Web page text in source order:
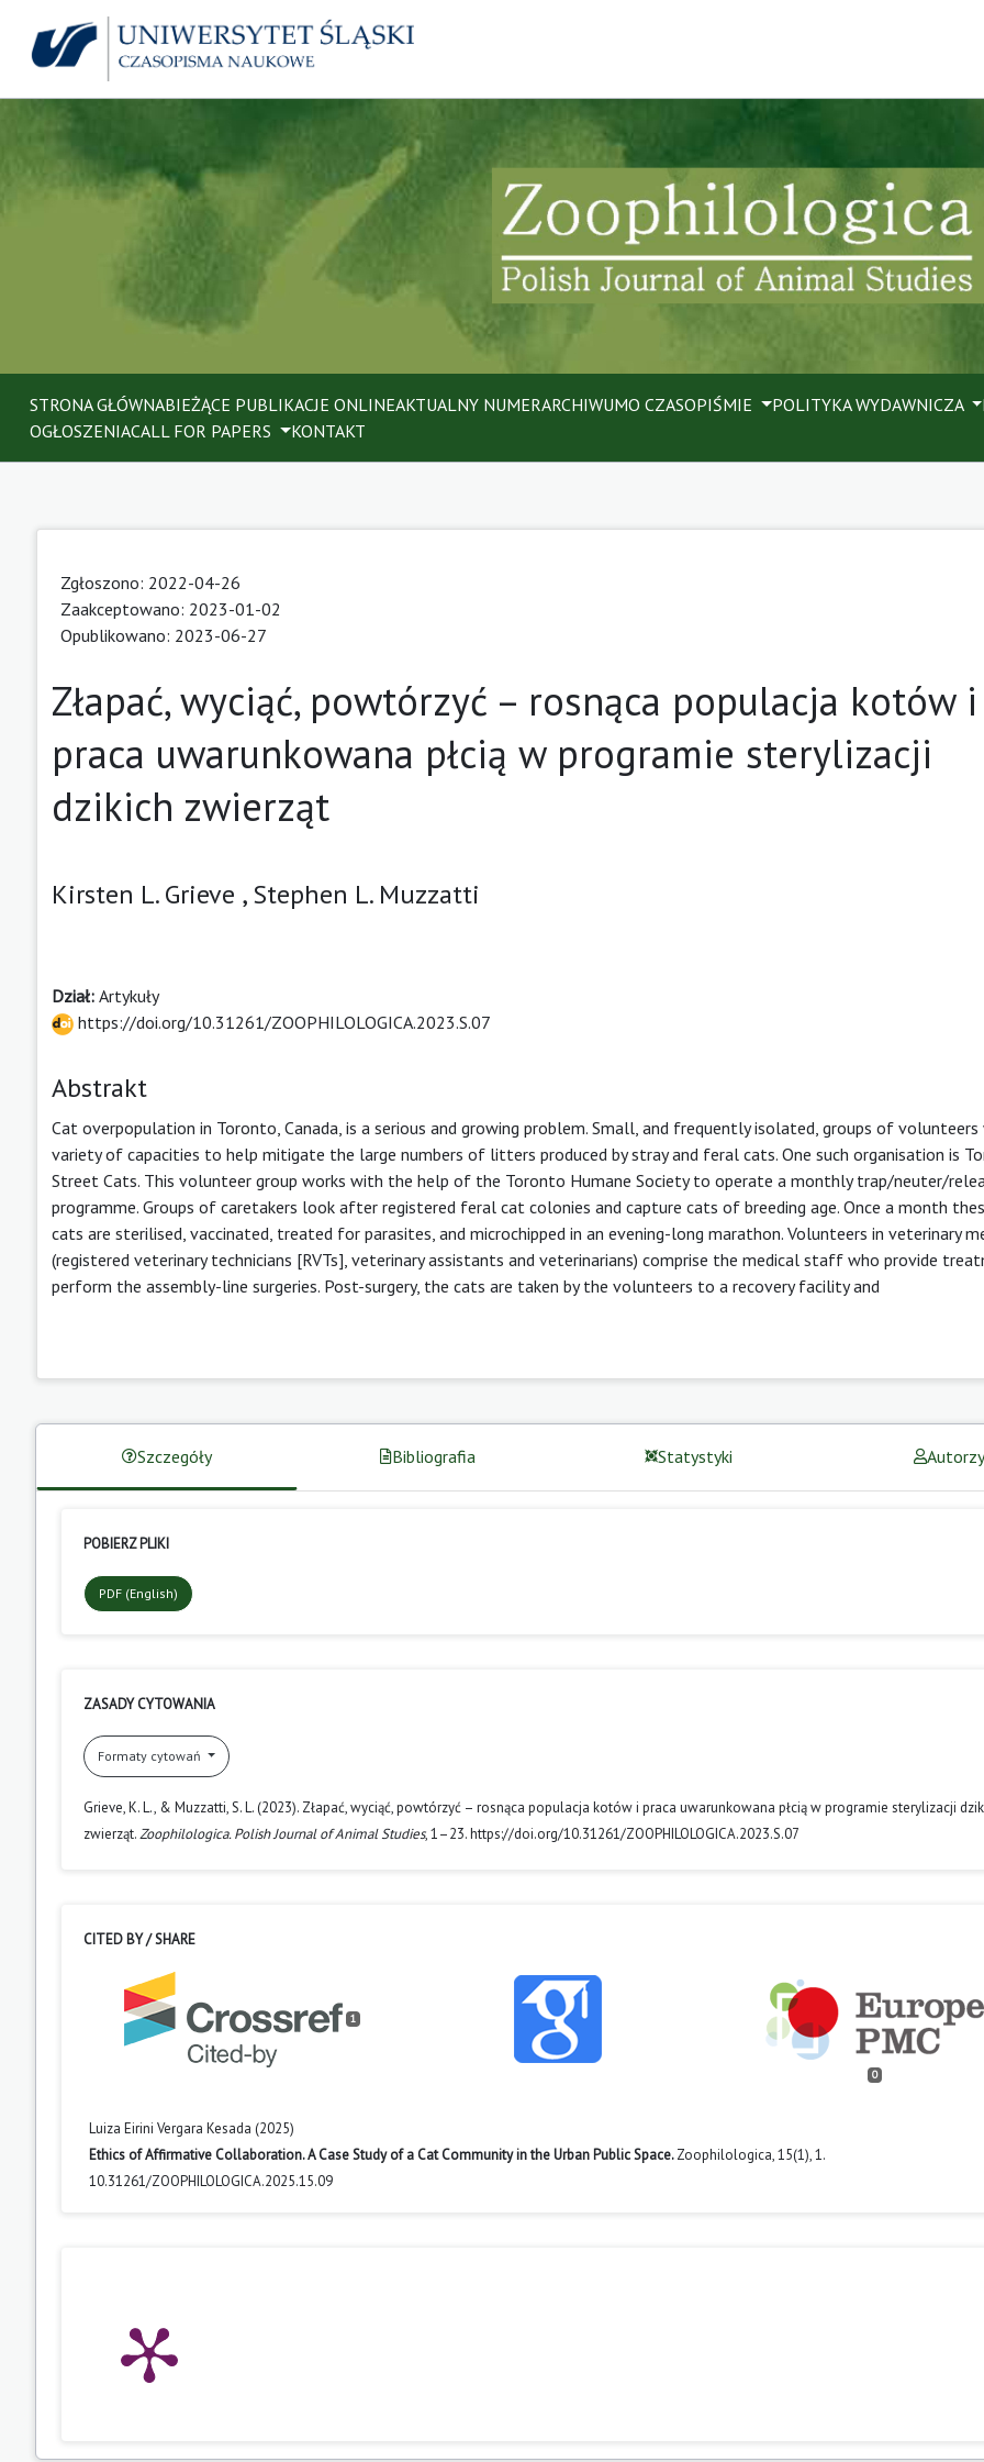
STRONA GŁÓWNABIEŻĄCE PUBLIKACJE ONLINEAKTUALNY NUMERARCHIWUMO CZASOPIŚMIE POLITYKA WYDAWNICZA
OGŁOSZENIACALL FOR PAPERS KONTAKT
Zgłoszono: 2022-04-26
Zaakceptowano: 2023-01-02
Opublikowano: 2023-06-27
Złapać, wyciąć, powtórzyć – rosnąca populacja kotów i
praca uwarunkowana płcią w programie sterylizacji
dzikich zwierząt
Kirsten L. Grieve ,Stephen L. Muzzatti
Dział: Artykuły
https://doi.org/10.31261/ZOOPHILOLOGICA.2023.S.07
Abstrakt
Cat overpopulation in Toronto, Canada, is a serious and growing problem. Small, and frequently isolated, groups of volunteers
variety of capacities to help mitigate the large numbers of litters produced by stray and feral cats. One such organisation is
Street Cats. This volunteer group works with the help of the Toronto Humane Society to operate a monthly trap/neuter/
programme. Groups of caretakers look after registered feral cat colonies and capture cats of breeding age. Once a month
cats are sterilised, vaccinated, treated for parasites, and microchipped in an evening-long marathon. Volunteers in veterinary
(registered veterinary technicians [RVTs], veterinary assistants and veterinarians) comprise the medical staff who provide
perform the assembly-line surgeries. Post-surgery, the cats are taken by the volunteers to a recovery facility and
Szczegóły Bibliografia Statystyki
POBIERZ PLIKI
PDF (English)
ZASADY CYTOWANIA
Formaty cytowań
Grieve, K. L., & Muzzatti, S. L. (2023). Złapać, wyciąć, powtórzyć – rosnąca populacja kotów i praca uwarunkowana płcią w programie sterylizacji
zwierząt.Zoophilologica. Polish Journal of Animal Studies, 1–23. https://doi.org/10.31261/ZOOPHILOLOGICA.2023.S.07
CITED BY / SHARE
1
0
Luiza Eirini Vergara Kesada (2025)
Ethics of Affirmative Collaboration. A Case Study of a Cat Community in the Urban Public Space.Zoophilologica,15(1),1.
10.31261/ZOOPHILOLOGICA.2025.15.09